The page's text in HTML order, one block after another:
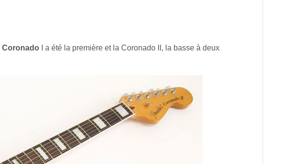
Coronado I a été la première et la Coronado II, la basse à deux